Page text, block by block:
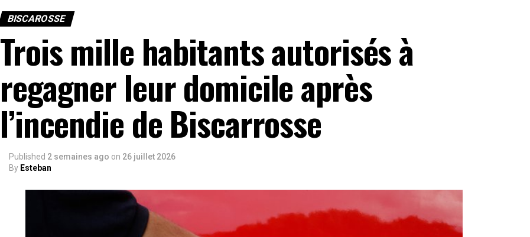
BISCAROSSE
Trois mille habitants autorisés à
regagner leur domicile après
l’incendie de Biscarrosse
Published 2 semaines ago on 26 juillet 2026
By Esteban